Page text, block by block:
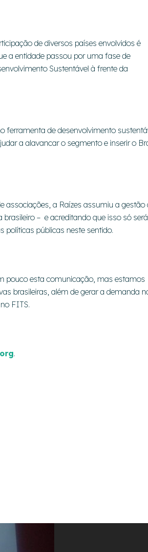
de diversos países envolvidos é
a entidade passou por uma fase de
Sustentável à frente da
ferramenta de desenvolvimento
a alavancar o segmento e inserir o
associações, a Raízes assumiu a gestão
– e acreditando que isso só será
políticas públicas neste sentido.
pouco esta comunicação, mas estamos
brasileiras, além de gerar a demanda
FITS.
.